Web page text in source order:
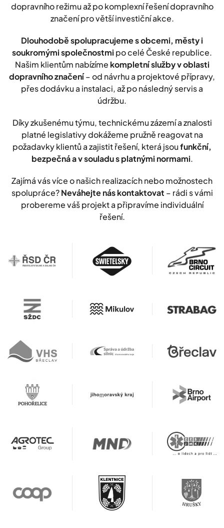
dopravního režimu až po komplexní řešení dopravního
značení pro větší investiční akce.
Dlouhodobě spolupracujeme s obcemi, městy i
soukromými společnostmi po celé České republice.
Našim klientům nabízíme kompletní služby v oblasti
dopravního značení– od návrhu a projektové přípravy,
přes dodávku a instalaci, až po následný servis a
údržbu.
Díky zkušenému týmu, technickému zázemí a znalosti
platné legislativy dokážeme pružně reagovat na
požadavky klientů a zajistit řešení, která jsoufunkční,
bezpečná a v souladu s platnými normami.
Zajímá vás více o našich realizacích nebo možnostech
spolupráce?Neváhejte nás kontaktovat – rádi s vámi
probereme váš projekt a připravíme individuální
řešení.